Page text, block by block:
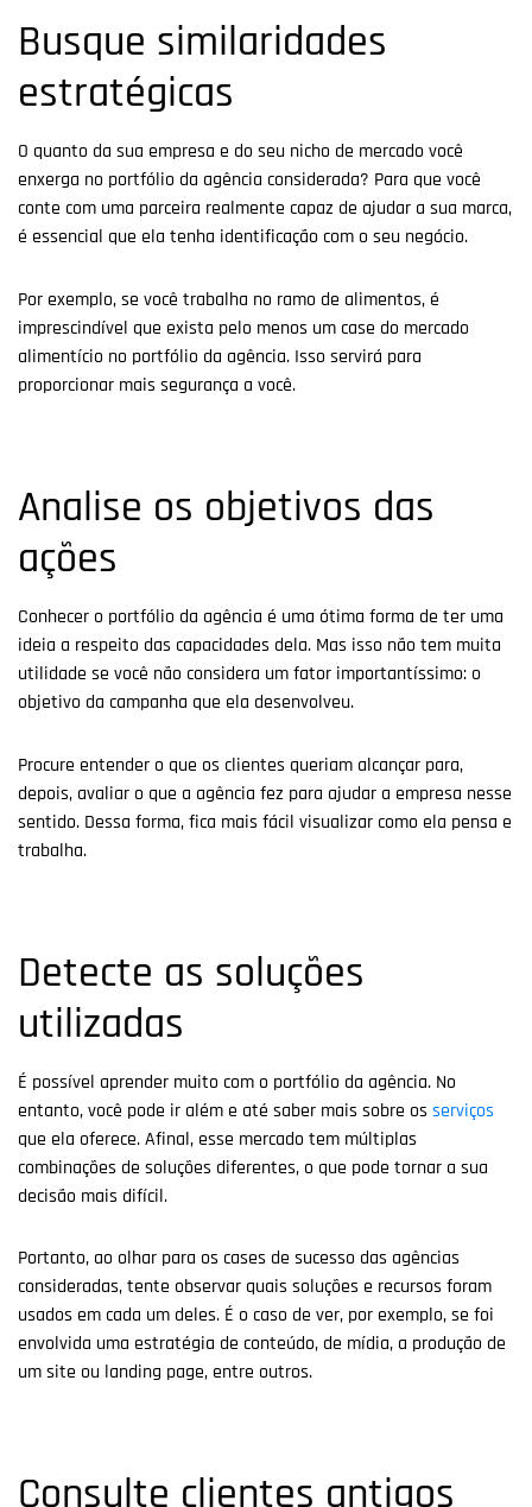
Busque similaridades
estratégicas
O quanto da sua empresa e do seu nicho de mercado você
enxerga no portfólio da agência considerada? Para que você
conte com uma parceira realmente capaz de ajudar a sua marca,
é essencial que ela tenha identificação com o seu negócio.
Por exemplo, se você trabalha no ramo de alimentos, é
imprescindível que exista pelo menos um case do mercado
alimentício no portfólio da agência. Isso servirá para
proporcionar mais segurança a você.
Analise os objetivos das
ações
Conhecer o portfólio da agência é uma ótima forma de ter uma
ideia a respeito das capacidades dela. Mas isso não tem muita
utilidade se você não considera um fator importantíssimo: o
objetivo da campanha que ela desenvolveu.
Procure entender o que os clientes queriam alcançar para,
depois, avaliar o que a agência fez para ajudar a empresa nesse
sentido. Dessa forma, fica mais fácil visualizar como ela pensa e
trabalha.
Detecte as soluções
utilizadas
É possível aprender muito com o portfólio da agência. No
entanto, você pode ir além e até saber mais sobre os serviços
que ela oferece. Afinal, esse mercado tem múltiplas
combinações de soluções diferentes, o que pode tornar a sua
decisão mais difícil.
Portanto, ao olhar para os cases de sucesso das agências
consideradas, tente observar quais soluções e recursos foram
usados em cada um deles. É o caso de ver, por exemplo, se foi
envolvida uma estratégia de conteúdo, de mídia, a produção de
um site ou landing page, entre outros.
Consulte clientes antigos